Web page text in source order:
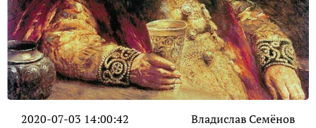
2020-07-03 14:00:42 Владислав Семёнов